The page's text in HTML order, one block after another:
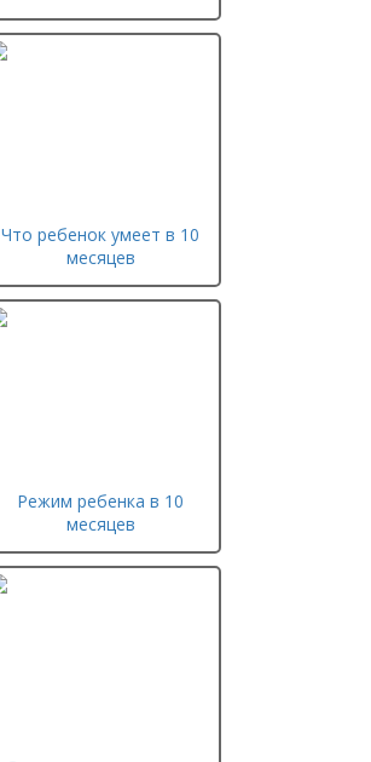
Что ребенок умеет в 10
месяцев
Режим ребенка в 10
месяцев